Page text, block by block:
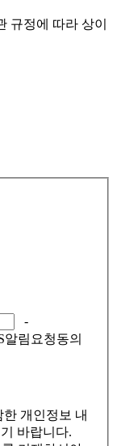
규정에 따라 상이
-
알림요청동의
개인정보 내
바랍니다.